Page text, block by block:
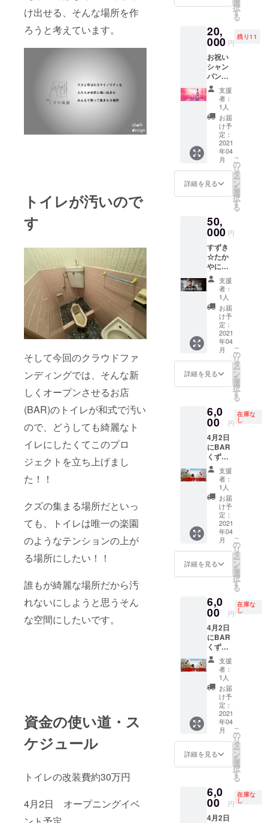
け出せる、そんな場所を作
ろうと考えています。
トイレが汚いので
す
そして今回のクラウドファ
ンディングでは、そんな新
しくオープンさせるお店
(BAR)のトイレが和式で汚い
ので、どうしても綺麗なト
イレにしたくてこのプロ
ジェクトを立ち上げまし
た！！
クズの集まる場所だといっ
ても、トイレは唯一の楽園
のようなテンションの上が
る場所にしたい！！
誰もが綺麗な場所だから汚
れないにしようと思うそん
な空間にしたいです。
資金の使い道・ス
ケジュール
トイレの改装費約30万円
4月2日 オープニングイベ
ドリン
ク代は
チケッ
トに含
まれま
す。 ※
当日食
べ物の
持ち込
みは可
です
しま
う！！
※日時は
メール
で決め
るので
備考欄
に第3希
望日ま
でご記
入下さ
い。
(2021年
4月〜12
月の期
間内で
お願い
します)
チケッ
トに含
まれま
す。 ※
当日食
べ物の
持ち込
みは可
です
選
択
す
る
20,
000 円
残り11
お祝い
シャン
パンで
す。 4
月2日に
開催す
るオー
プニン
グイベ
ント24
時間サ
シ飲み
のとき
にシャ
ンパン
をあけ
いさせ
て頂き
ます。
その様
子をす
ずき☆
たかや
Twitter
アカウ
ント
@doya
suzuki
にて動
画を撮
影し、
感謝の
させて
頂きま
す。 #
クズに
シャン
パン ※
支援
時、必
ず備考
欄にご
希望の
お名前
をご記
入くだ
さい。
支援
者：
1人
お届
け予
定：
2021
年04
月
詳細を見る
こ
の
リ
タ
ー
ン
を
選
択
す
る
50,
000 円
すずき
☆たか
やにと
にかく
支援を
しま
す。 こ
のリ
ターン
を購入
して頂
いた方
にはと
にかく
感謝し
ま
会うた
びに本
当に感
謝しま
す！！
何を返
せるか
わかり
ません
があな
たの人
生が豊
かにな
ること
を願い
ま
す！！
持ちを
込めて
直筆で
手紙を
送りま
す。
支援
者：
1人
お届
け予
定：
2021
年04
月
詳細を見る
こ
の
リ
タ
ー
ン
を
選
択
す
る
6,0
00 円
在庫な
し
4月2日
にBAR
くずの
巣窟で
開催さ
れる
オープ
ンイベ
ント24
時間サ
シ飲み
18:00〜
20:00枠
です。
(すずき
やが2時
間おき
に人を
かえて
24時間
サシ飲
みをす
る企画
です) 当
日5分前
にお店
に来て
頂いて2
時間
みっち
り飲み
ながら
※受け渡
し方
法：
メール
支援
者：
1人
お届
け予
定：
2021
年04
月
詳細を見る
こ
の
リ
タ
ー
ン
を
選
択
す
る
6,0
00 円
在庫な
し
4月2日
にBAR
くずの
巣窟で
開催さ
れる
オープ
ンイベ
ント24
時間サ
シ飲み
20:00〜
22:00枠
です。
(すずき
やが2時
間おき
に人を
かえて
支援
者：
1人
お届
け予
定：
2021
年04
月
詳細を見る
こ
の
リ
タ
ー
ン
を
選
択
す
る
6,0
00 円
在庫な
し
4月2日